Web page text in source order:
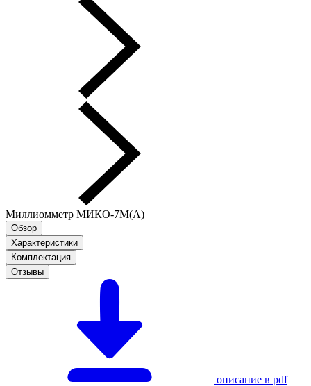
Миллиомметр МИКО-7М(А)
Обзор
Характеристики
Комплектация
Отзывы
описание в pdf